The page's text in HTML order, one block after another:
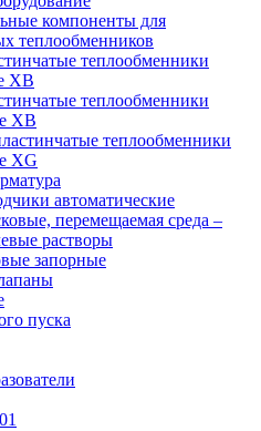
компоненты для
теплообменников
теплообменники
XB
теплообменники
ХВ
теплообменники
ХG
автоматические
перемещаемая среда –
растворы
запорные
пуска